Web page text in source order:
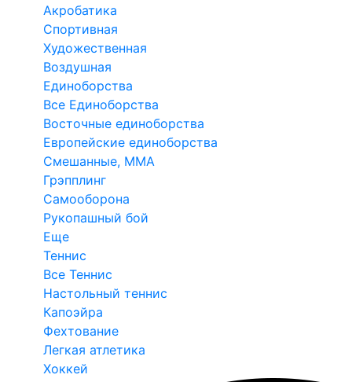
Акробатика
Спортивная
Художественная
Воздушная
Единоборства
Все Единоборства
Восточные единоборства
Европейские единоборства
Смешанные, ММА
Грэпплинг
Самооборона
Рукопашный бой
Еще
Теннис
Все Теннис
Настольный теннис
Капоэйра
Фехтование
Легкая атлетика
Хоккей